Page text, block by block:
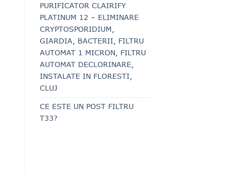
PURIFICATOR CLAIRIFY
PLATINUM 12 – ELIMINARE
CRYPTOSPORIDIUM,
GIARDIA, BACTERII, FILTRU
AUTOMAT 1 MICRON, FILTRU
AUTOMAT DECLORINARE,
INSTALATE IN FLORESTI,
CLUJ
CE ESTE UN POST FILTRU
T33?